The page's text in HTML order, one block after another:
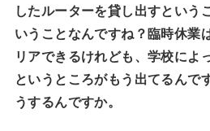
したルーターを貸し出すという
いうことなんですね？臨時休業
リアできるけれども、学校によ
というところがもう出てるんで
うするんですか。